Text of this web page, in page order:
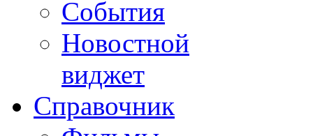
События
Новостной
виджет
Справочник